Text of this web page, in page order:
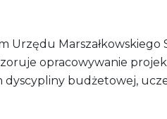
Urzędu Marszałkowskiego
opracowywanie
dyscypliny budżetowej,